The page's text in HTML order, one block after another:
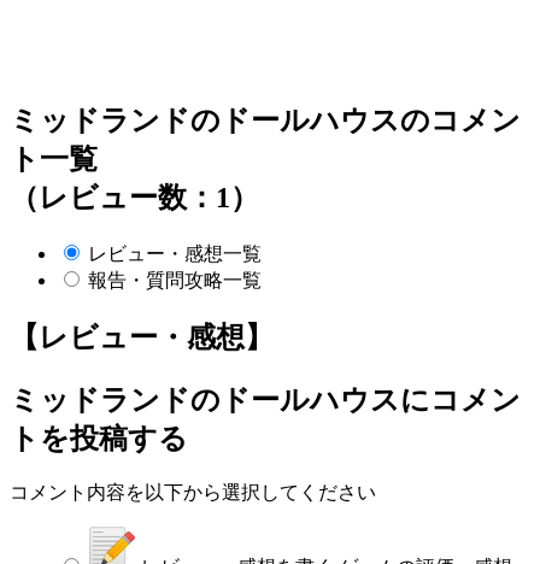
ミッドランドのドールハウスのコメン
ト一覧
（レビュー数：1）
レビュー・感想一覧
報告・質問攻略一覧
【レビュー・感想】
ミッドランドのドールハウスにコメン
トを投稿する
コメント内容を以下から選択してください